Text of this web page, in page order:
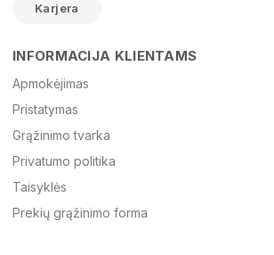
Žinutė
Karjera
INFORMACIJA KLIENTAMS
Apmokėjimas
Pristatymas
Grąžinimo tvarka
Privatumo politika
Taisyklės
Prekių grąžinimo forma